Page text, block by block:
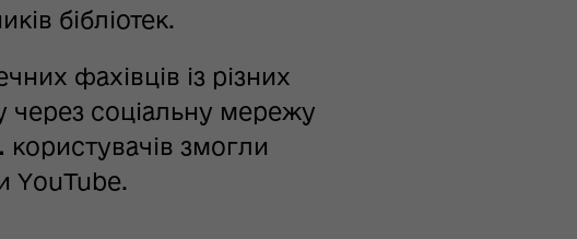
бібліотек.
фахівців із різних
через соціальну мережу
користувачів змогли
YouTube.